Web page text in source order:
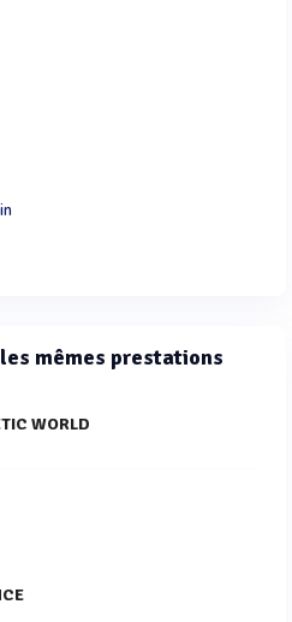
mêmes prestations
WORLD